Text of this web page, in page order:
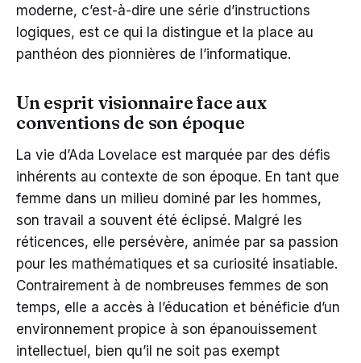
moderne, c’est-à-dire une série d’instructions
logiques, est ce qui la distingue et la place au
panthéon des pionnières de l’informatique.
Un esprit visionnaire face aux
conventions de son époque
La vie d’Ada Lovelace est marquée par des défis
inhérents au contexte de son époque. En tant que
femme dans un milieu dominé par les hommes,
son travail a souvent été éclipsé. Malgré les
réticences, elle persévère, animée par sa passion
pour les mathématiques et sa curiosité insatiable.
Contrairement à de nombreuses femmes de son
temps, elle a accès à l’éducation et bénéficie d’un
environnement propice à son épanouissement
intellectuel, bien qu’il ne soit pas exempt